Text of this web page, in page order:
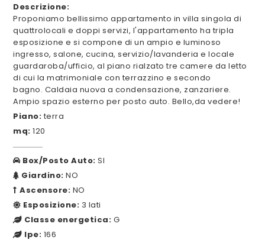
Descrizione:
Proponiamo bellissimo appartamento in villa singola di
quattrolocali e doppi servizi, l'appartamento ha tripla
esposizione e si compone di un ampio e luminoso
ingresso, salone, cucina, servizio/lavanderia e locale
guardaroba/ufficio, al piano rialzato tre camere da letto
di cui la matrimoniale con terrazzino e secondo
bagno. Caldaia nuova a condensazione, zanzariere.
Ampio spazio esterno per posto auto. Bello,da vedere!
Piano: terra
mq: 120
Box/Posto Auto: SI
Giardino: NO
Ascensore: NO
Esposizione: 3 lati
Classe energetica: G
Ipe: 166